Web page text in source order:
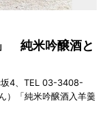
純米吟醸酒と
坂4、TEL 03-3408-
）「純米吟醸酒入羊羹